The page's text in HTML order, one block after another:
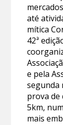
até
mítica
42ª
e pela
segunda
prova de
5km,
mais